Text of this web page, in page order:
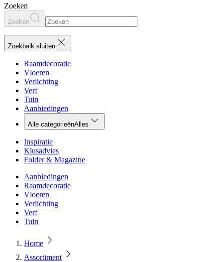
Zoeken
Zoeken
Zoekbalk sluiten
Raamdecoratie
Vloeren
Verlichting
Verf
Tuin
Aanbiedingen
Alle categorieënAlles
Inspiratie
Klusadvies
Folder & Magazine
Aanbiedingen
Raamdecoratie
Vloeren
Verlichting
Verf
Tuin
Home
Assortiment